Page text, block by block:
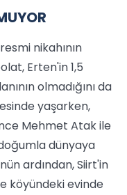
nikahının
Erten'in 1,5
olmadığını da
yaşarken,
Mehmet Atak ile
dünyaya
ardından, Siirt'in
köyündeki evinde